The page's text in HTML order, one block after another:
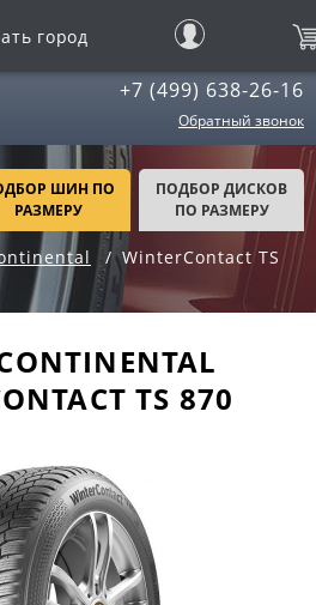
город
+7 (499) 638-26-16
Обратный звонок
ШИН ПО
РАЗМЕРУ
ПОДБОР ДИСКОВ
ПО РАЗМЕРУ
WinterContact TS
TS 870